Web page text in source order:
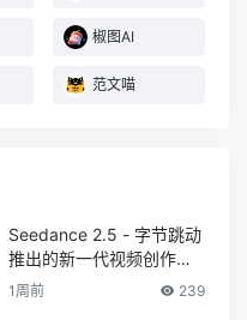
椒图AI
范文喵
Seedance 2.5 - 字节跳动
推出的新一代视频创作模
型
1周前 239